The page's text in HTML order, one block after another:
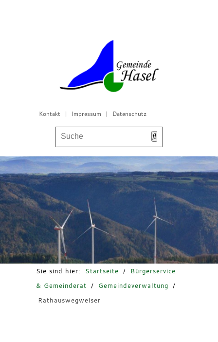
Kontakt | Impressum | Datenschutz
Bürgerservice & Gemeinderat
Leben in Hasel
Freizeit & Tourismus
Sie sind hier: Startseite /
Bürgerservice
& Gemeinderat
/ Gemeindeverwaltung
/
Rathauswegweiser